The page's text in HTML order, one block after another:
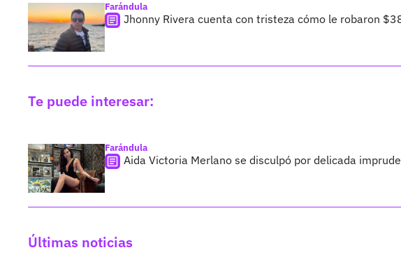
Farándula
Jhonny Rivera cuenta con tristeza cómo le robaron
Te puede interesar:
Farándula
Aida Victoria Merlano se disculpó por delicada
Últimas noticias